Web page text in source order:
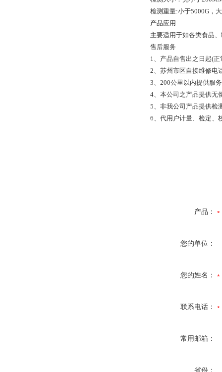
检测重量:小于5000G，
产品应用
主要适用于如各类食品
售后服务
1、产品自售出之日起(
2、苏州市区自接维修电
3、200公里以内提供服
4、本公司之产品提供无
5、非我公司产品提供检
6、代用户计量、检定、
产品：
您的单位：
您的姓名：
联系电话：
常用邮箱：
省份：